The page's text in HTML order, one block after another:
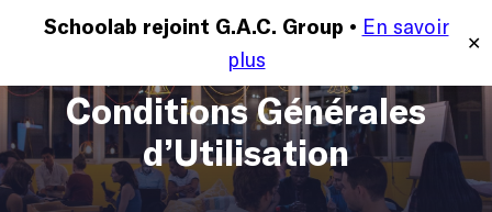
Schoolab rejoint G.A.C. Group • En savoir
plus
✕
MENU
Conditions Générales
d’Utilisation